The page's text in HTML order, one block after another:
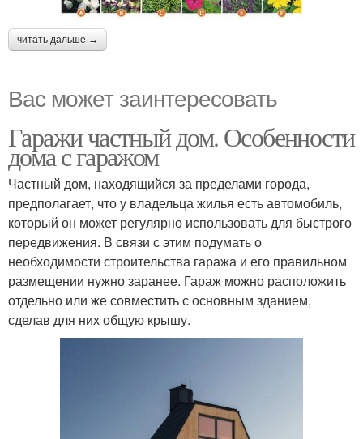
читать дальше →
Вас может заинтересовать
Гаражи частный дом. Особенности
дома с гаражом
Частный дом, находящийся за пределами города,
предполагает, что у владельца жилья есть автомобиль,
который он может регулярно использовать для быстрого
передвижения. В связи с этим подумать о
необходимости строительства гаража и его правильном
размещении нужно заранее. Гараж можно расположить
отдельно или же совместить с основным зданием,
сделав для них общую крышу.